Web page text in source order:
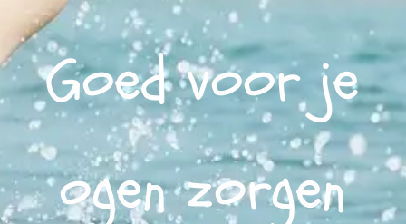
Goed voor je
ogen zorgen